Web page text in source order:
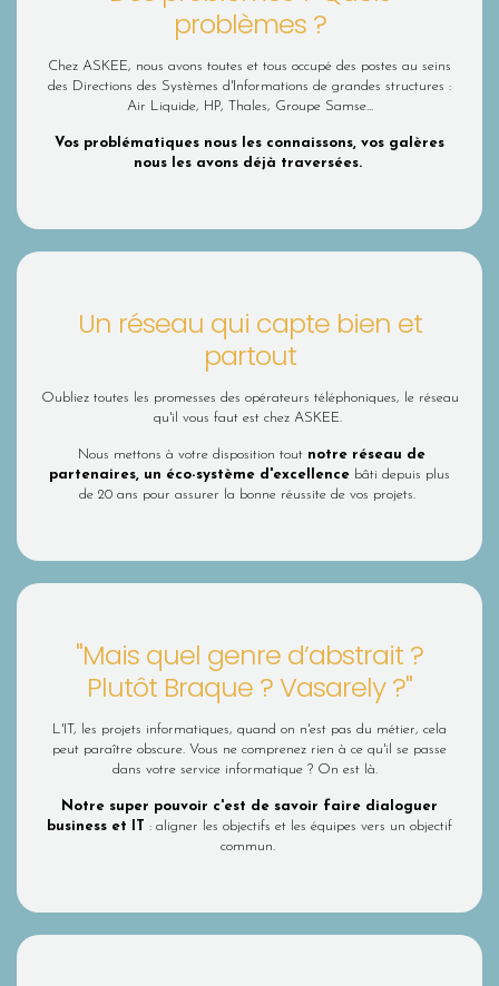
problèmes ?
Chez ASKEE, nous avons toutes et tous occupé des postes au seins
des Directions des Systèmes d'Informations de grandes structures :
Air Liquide, HP, Thales, Groupe Samse...
Vos problématiques nous les connaissons, vos galères
nous les avons déjà traversées.
Un réseau qui capte bien et
partout
Oubliez toutes les promesses des opérateurs téléphoniques, le réseau
qu'il vous faut est chez ASKEE.
Nous mettons à votre disposition tout notre réseau de
partenaires, un éco-système d'excellence bâti depuis plus
de 20 ans pour assurer la bonne réussite de vos projets.
"Mais quel genre d’abstrait ?
Plutôt Braque ? Vasarely ?"
L'IT, les projets informatiques, quand on n'est pas du métier, cela
peut paraître obscure. Vous ne comprenez rien à ce qu'il se passe
dans votre service informatique ? On est là.
Notre super pouvoir c'est de savoir faire dialoguer
business et IT : aligner les objectifs et les équipes vers un objectif
commun.